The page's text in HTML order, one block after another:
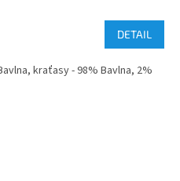
DETAIL
kraťasy - 98% Bavlna, 2%